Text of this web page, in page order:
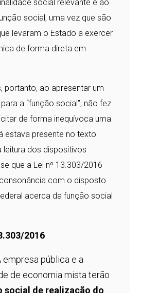
social relevante e ao
social, uma vez que são
levaram o Estado a exercer
de forma direta em
portanto, ao apresentar um
a “função social”, não fez
de forma inequívoca uma
estava presente no texto
leitura dos dispositivos
que a Lei nº 13.303/2016
com o disposto
acerca da função social
2016
empresa pública e a
de economia mista terão
social de realização do